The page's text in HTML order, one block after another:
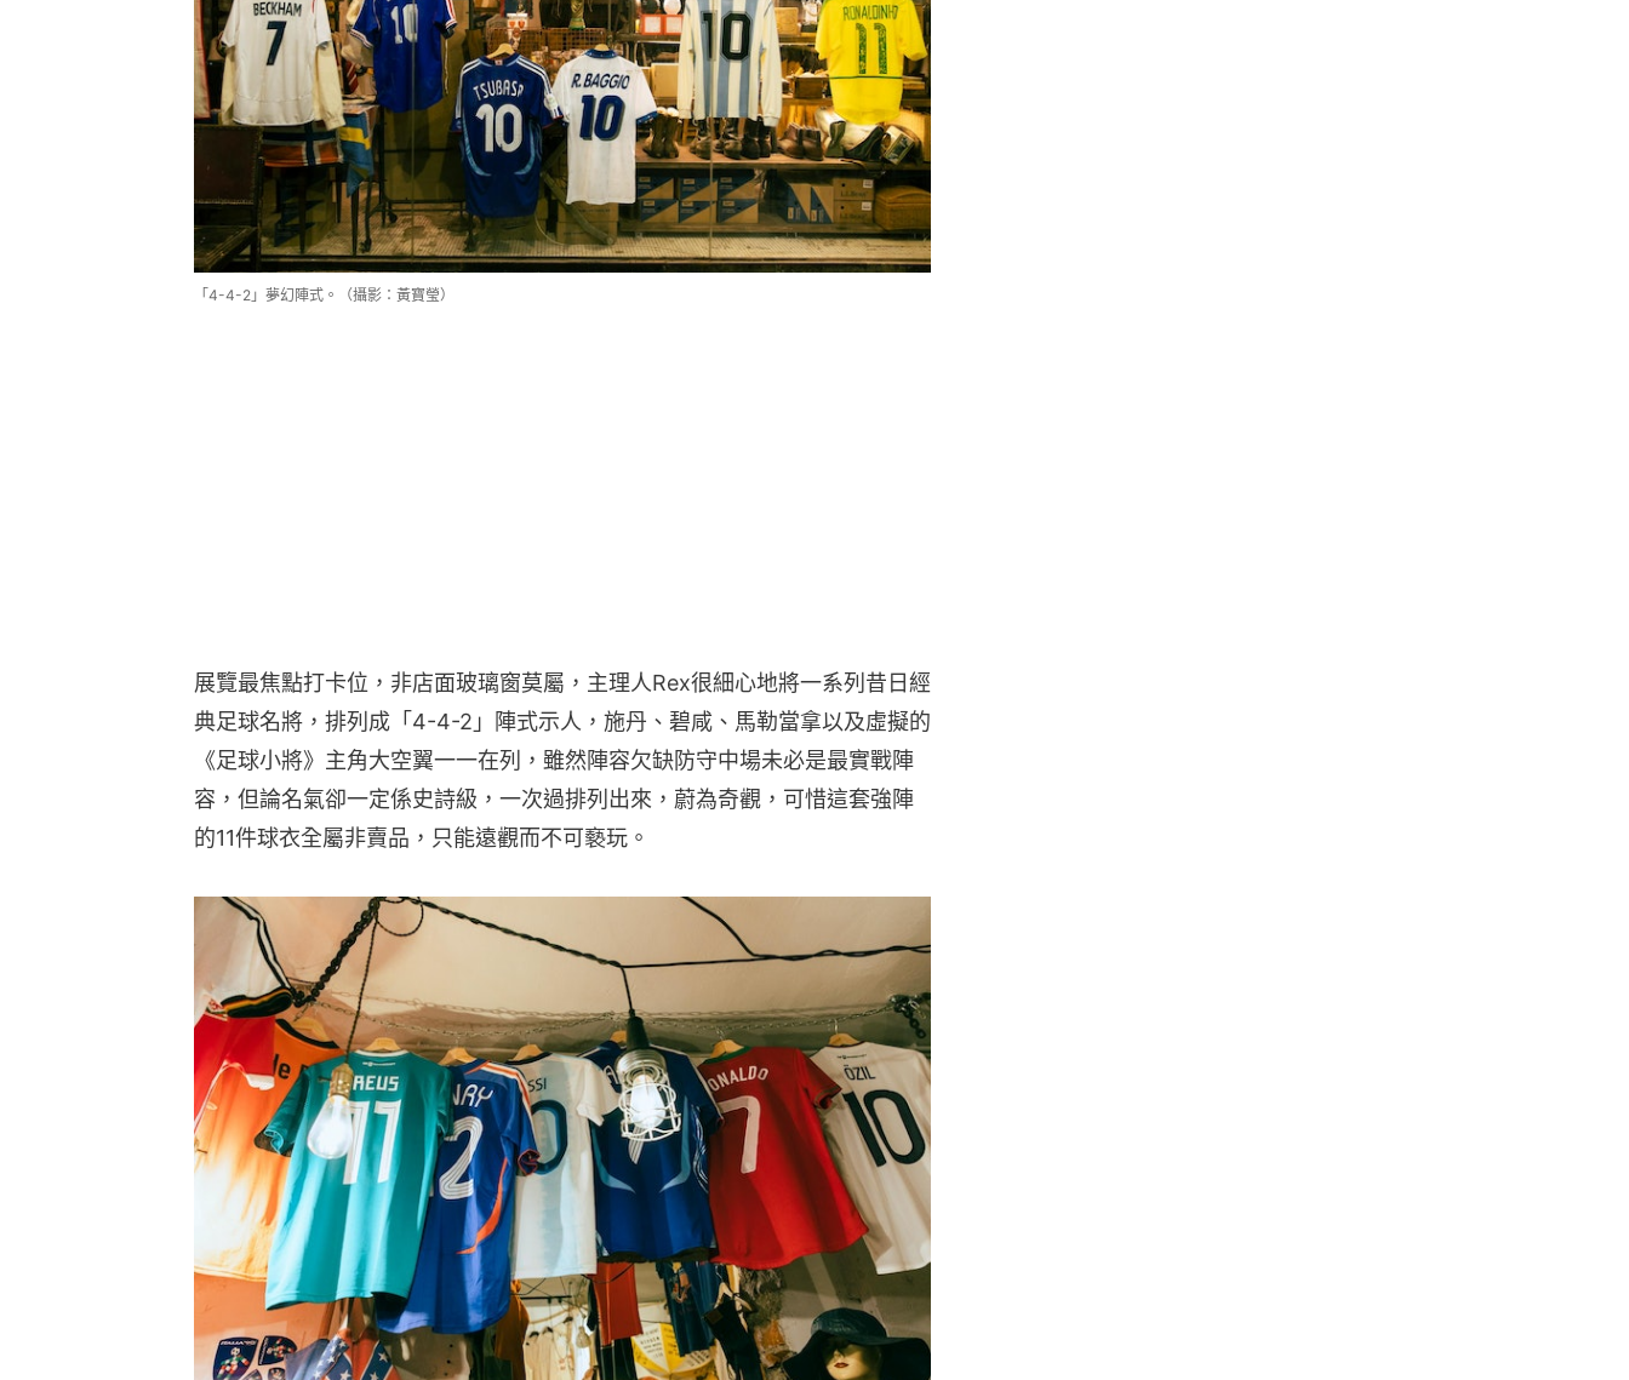
「4-4-2」夢幻陣式。（攝影：黃寶瑩）
展覽最焦點打卡位，非店面玻璃窗莫屬，主理人Rex很細心地將一系列昔日經
典足球名將，排列成「4-4-2」陣式示人，施丹、碧咸、馬勒當拿以及虛擬的
《足球小將》主角大空翼一一在列，雖然陣容欠缺防守中場未必是最實戰陣
容，但論名氣卻一定係史詩級，一次過排列出來，蔚為奇觀，可惜這套強陣
的11件球衣全屬非賣品，只能遠觀而不可褻玩。